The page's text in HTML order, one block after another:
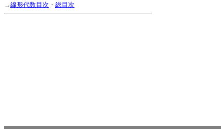
→線形代数目次 ・ 総目次